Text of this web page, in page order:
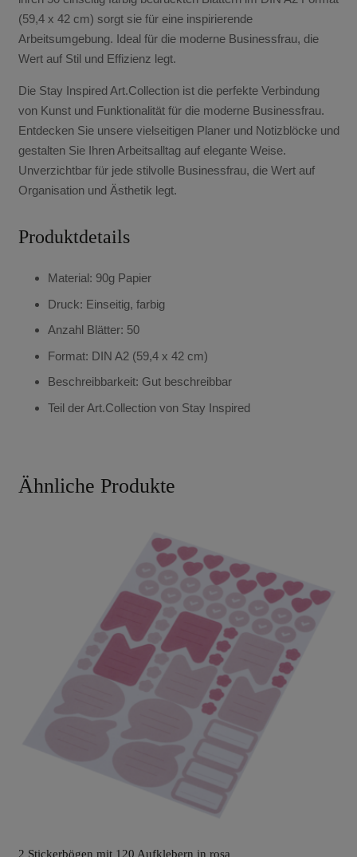
(59,4 x 42 cm) sorgt sie für eine inspirierende
Arbeitsumgebung. Ideal für die moderne Businessfrau, die
Wert auf Stil und Effizienz legt.
Die Stay Inspired Art.Collection ist die perfekte Verbindung
von Kunst und Funktionalität für die moderne Businessfrau.
Entdecken Sie unsere vielseitigen Planer und Notizblöcke und
gestalten Sie Ihren Arbeitsalltag auf elegante Weise.
Unverzichtbar für jede stilvolle Businessfrau, die Wert auf
Organisation und Ästhetik legt.
Produktdetails
Material: 90g Papier
Druck: Einseitig, farbig
Anzahl Blätter: 50
Format: DIN A2 (59,4 x 42 cm)
Beschreibbarkeit: Gut beschreibbar
Teil der Art.Collection von Stay Inspired
Ähnliche Produkte
2 Stickerbögen mit 120 Aufklebern in rosa